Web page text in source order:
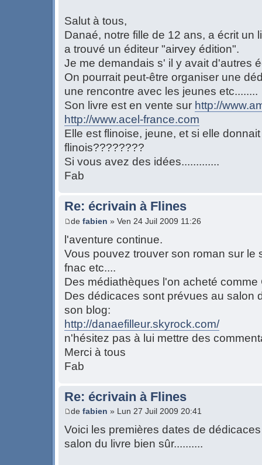
Salut à tous,
Danaé, notre fille de 12 ans, a écrit un
a trouvé un éditeur "airvey édition".
Je me demandais s' il y avait d'autres
On pourrait peut-être organiser une
une rencontre avec les jeunes etc........
Son livre est en vente sur http://
http://www.acel-france.com
Elle est flinoise, jeune, et si elle
flinois????????
Si vous avez des idées.............
Fab
Re: écrivain à Flines
de fabien » Ven 24 Juil 2009 11:26
l'aventure continue.
Vous pouvez trouver son roman sur le
fnac etc....
Des médiathèques l'on acheté comme
Des dédicaces sont prévues au salon
son blog:
http://danaefilleur.skyrock.com/
n'hésitez pas à lui mettre des
Merci à tous
Fab
Re: écrivain à Flines
de fabien » Lun 27 Juil 2009 20:41
Voici les premières dates de
salon du livre bien sûr..........